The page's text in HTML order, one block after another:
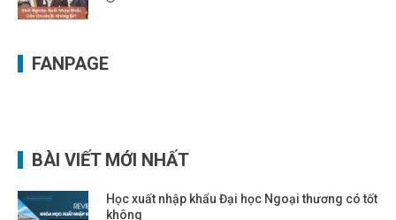
FANPAGE
BÀI VIẾT MỚI NHẤT
Học xuất nhập khẩu Đại học Ngoại thương có tốt
không